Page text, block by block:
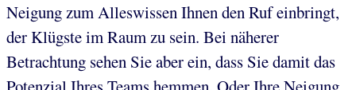
Neigung zum Alleswissen Ihnen den Ruf einbringt,
der Klügste im Raum zu sein. Bei näherer
Betrachtung sehen Sie aber ein, dass Sie damit das